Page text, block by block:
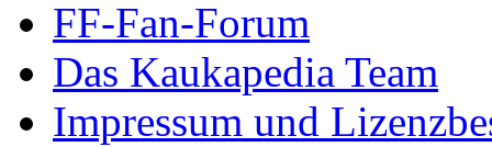
FF-Fan-Forum
Das Kaukapedia Team
Impressum und